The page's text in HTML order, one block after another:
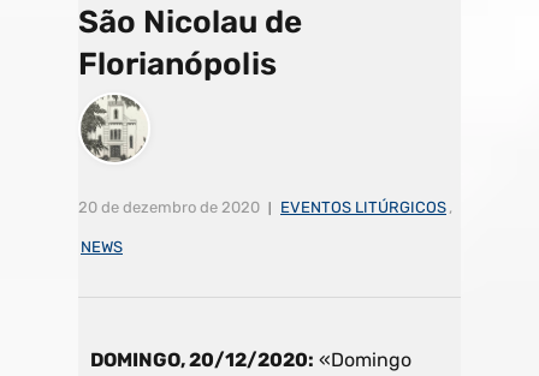
São Nicolau de
Florianópolis
20 de dezembro de 2020 EVENTOS LITÚRGICOS ,
NEWS
DOMINGO, 20/12/2020: «Domingo